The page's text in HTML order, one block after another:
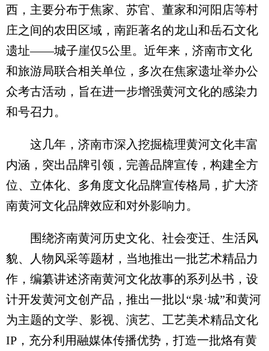
西，主要分布于焦家、苏官、董家和河阳店等村
庄之间的农田区域，南距著名的龙山和岳石文化
遗址——城子崖仅5公里。近年来，济南市文化
和旅游局联合相关单位，多次在焦家遗址举办公
众考古活动，旨在进一步增强黄河文化的感染力
和号召力。
这几年，济南市深入挖掘梳理黄河文化丰富
内涵，突出品牌引领，完善品牌宣传，构建全方
位、立体化、多角度文化品牌宣传格局，扩大济
南黄河文化品牌效应和对外影响力。
围绕济南黄河历史文化、社会变迁、生活风
貌、人物风采等题材，当地推出一批艺术精品力
作，编纂讲述济南黄河文化故事的系列丛书，设
计开发黄河文创产品，推出一批以“泉·城”和黄河
为主题的文学、影视、演艺、工艺美术精品文化
IP，充分利用融媒体传播优势，打造一批烙有黄